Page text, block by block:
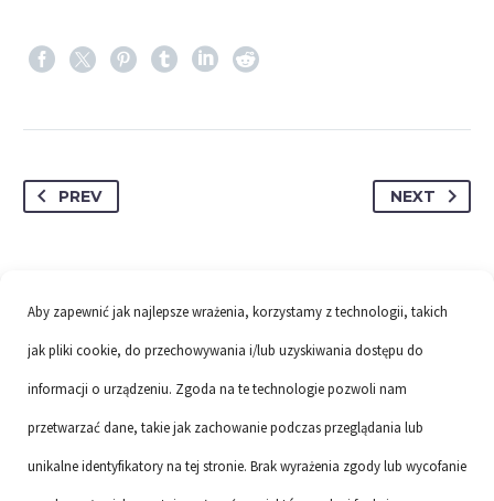
Aby zapewnić jak najlepsze wrażenia, korzystamy z technologii, takich
jak pliki cookie, do przechowywania i/lub uzyskiwania dostępu do
informacji o urządzeniu. Zgoda na te technologie pozwoli nam
przetwarzać dane, takie jak zachowanie podczas przeglądania lub
unikalne identyfikatory na tej stronie. Brak wyrażenia zgody lub wycofanie
PREV NEXT